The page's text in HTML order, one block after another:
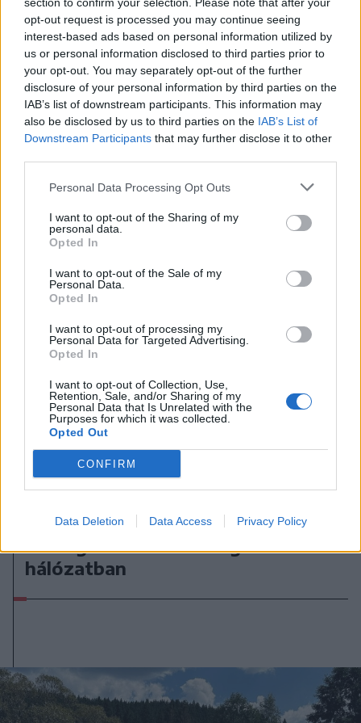
opt-out request is processed you may continue seeing
interest-based ads based on personal information utilized by
us or personal information disclosed to third parties prior to
your opt-out. You may separately opt-out of the further
disclosure of your personal information by third parties on the
IAB’s list of downstream participants. This information may
also be disclosed by us to third parties on the IAB’s List of
Downstream Participants that may further disclose it to other
Personal Data Processing Opt Outs
I want to opt-out of the Sharing of my
personal data.
Opted In
I want to opt-out of the Sale of my
Personal Data.
Opted In
I want to opt-out of processing my
Personal Data for Targeted Advertising.
Opted In
I want to opt-out of Collection, Use,
Retention, Sale, and/or Sharing of my
Personal Data that Is Unrelated with the
Purposes for which it was collected.
Opted Out
CONFIRM
Data Deletion Data Access Privacy Policy
menjünk!
2026. augusztus 07., péntek
intézkedéseket lehet elrendelni az
országos villamosenergia-
hálózatban